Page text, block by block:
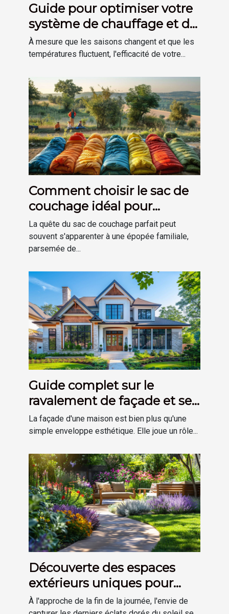
Guide pour optimiser votre
système de chauffage et de
plomberie à domicile
À mesure que les saisons changent et que les
températures fluctuent, l'efficacité de votre...
Comment choisir le sac de
couchage idéal pour
chaque membre de la
famille
La quête du sac de couchage parfait peut
souvent s'apparenter à une épopée familiale,
parsemée de...
Guide complet sur le
ravalement de façade et ses
avantages
La façade d'une maison est bien plus qu'une
simple enveloppe esthétique. Elle joue un rôle...
Découverte des espaces
extérieurs uniques pour
profiter des derniers rayons
À l'approche de la fin de la journée, l'envie de